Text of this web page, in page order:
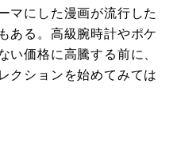
マにした漫画が流行した
ある。高級腕時計やポケ
い価格に高騰する前に、
クションを始めてみては